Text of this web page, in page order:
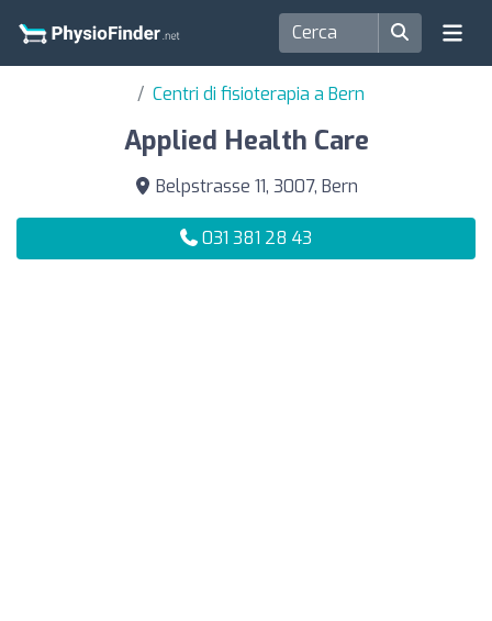
Centri di fisioterapia a Bern
Applied Health Care
Belpstrasse 11, 3007, Bern
031 381 28 43